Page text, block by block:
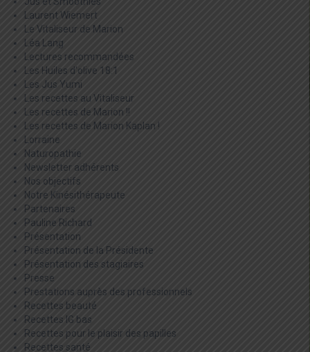
Laurent Wiemert
Le Vitaliseur de Marion
Léa Lang
Lectures recommandées
Les Huiles d'olive 18:1
Les Jus Yumi
Les recettes au Vitaliseur
Les recettes de Marion !!
Les recettes de Marion Kaplan !
Lorraine
Naturopathie
Newsletter adhérents
Nos objectifs
Notre Kinésithérapeute
Partenaires
Pauline Richard
Présentation
Présentation de la Présidente
Présentation des stagiaires
Presse
Prestations auprès des professionnels
Recettes beauté
Recettes IG bas
Recettes pour le plaisir des papilles
Recettes santé